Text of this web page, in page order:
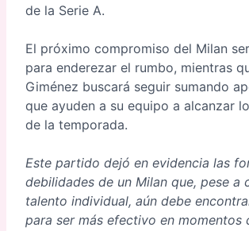
de la Serie A.
El próximo compromiso del Milan
para enderezar el rumbo, mientras
Giménez buscará seguir sumando
que ayuden a su equipo a alcanzar
de la temporada.
Este partido dejó en evidencia las
debilidades de un Milan que, pese a
talento individual, aún debe
para ser más efectivo en momentos